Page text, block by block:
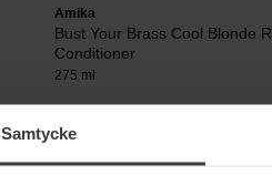
Samtycke
Amika
Bust Your Brass Cool Blonde
Conditioner
275 ml